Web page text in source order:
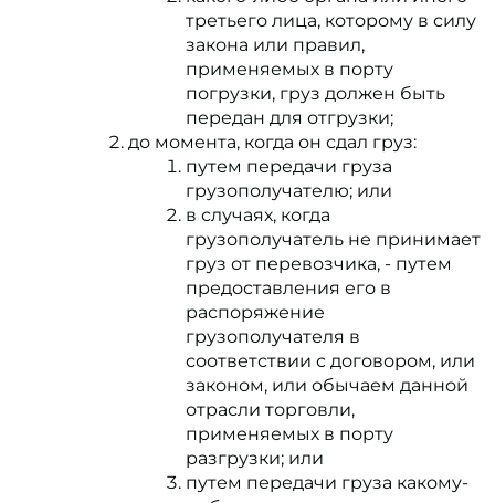
третьего лица, которому в силу
закона или правил,
применяемых в порту
погрузки, груз должен быть
передан для отгрузки;
до момента, когда он сдал груз:
путем передачи груза
грузополучателю; или
в случаях, когда
грузополучатель не принимает
груз от перевозчика, - путем
предоставления его в
распоряжение
грузополучателя в
соответствии с договором, или
законом, или обычаем данной
отрасли торговли,
применяемых в порту
разгрузки; или
путем передачи груза какому-